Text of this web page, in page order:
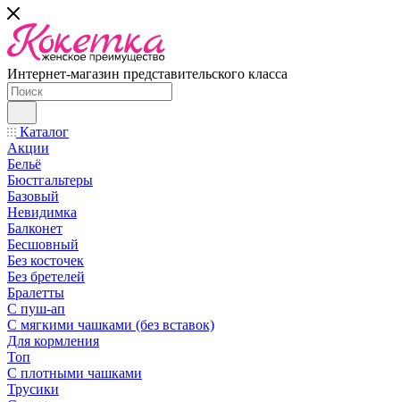
Интернет-магазин представительского класса
Каталог
Акции
Бельё
Бюстгальтеры
Базовый
Невидимка
Балконет
Бесшовный
Без косточек
Без бретелей
Бралетты
С пуш-ап
С мягкими чашками (без вставок)
Для кормления
Топ
С плотными чашками
Трусики